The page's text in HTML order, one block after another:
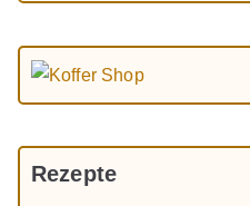
Rezepte